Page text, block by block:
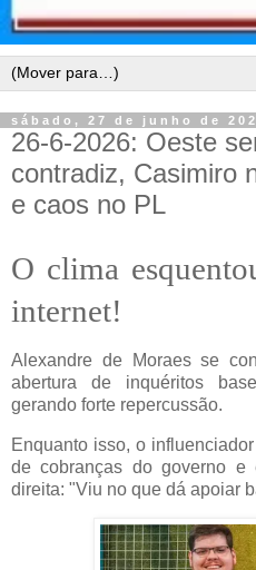
sábado, 27 de junho de
26-6-2026: Oeste
contradiz, Casimiro
e caos no PL
O clima
internet!
Alexandre de Moraes se
abertura de inquéritos
gerando forte repercussão.
Enquanto isso, o
de cobranças do governo
direita: "Viu no que dá apoiar